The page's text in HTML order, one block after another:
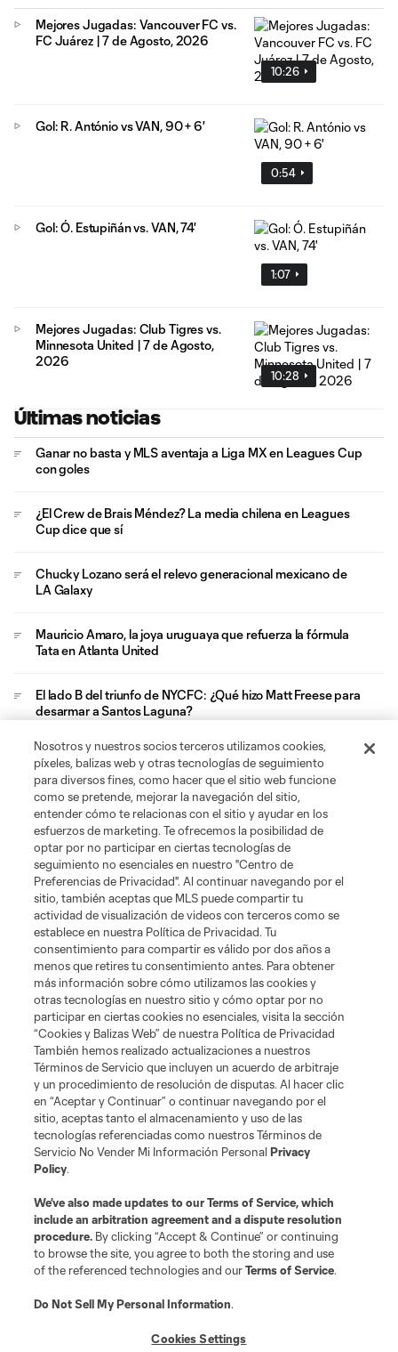
10:26
Mejores Jugadas: Vancouver FC vs.
FC Juárez | 7 de Agosto, 2026
0:54
Gol: R. António vs VAN, 90 + 6'
1:07
Gol: Ó. Estupiñán vs. VAN, 74'
10:28
Mejores Jugadas: Club Tigres vs.
Minnesota United | 7 de Agosto,
2026
Últimas noticias
Ganar no basta y MLS aventaja a Liga MX en Leagues Cup
con goles
¿El Crew de Brais Méndez? La media chilena en Leagues
Cup dice que sí
Chucky Lozano será el relevo generacional mexicano de
LA Galaxy
Mauricio Amaro, la joya uruguaya que refuerza la fórmula
Tata en Atlanta United
El lado B del triunfo de NYCFC: ¿Qué hizo Matt Freese para
desarmar a Santos Laguna?
San Diego FC y sus aficionados viven su viaje de
graduación en el Azteca
Acerca de MLS
Social
Tienda
Club Sites
Términos de servicio Política de privacidad
No vender mi información
Cookies Settings
©2026 MLS. El nombre y escudo de la Major League Soccer y MLS son
marcas registradas de League Soccer, L.L.C. (“MLS”). Los nombres y logos
de los equipos de la MLS están registrados y son marcas bajo ley común
desautorizado está prohibido.
Nosotros y nuestros socios terceros utilizamos cookies,
píxeles, balizas web y otras tecnologías de seguimiento
para diversos fines, como hacer que el sitio web funcione
como se pretende, mejorar la navegación del sitio,
entender cómo te relacionas con el sitio y ayudar en los
esfuerzos de marketing. Te ofrecemos la posibilidad de
optar por no participar en ciertas tecnologías de
seguimiento no esenciales en nuestro "Centro de
Preferencias de Privacidad". Al continuar navegando por el
sitio, también aceptas que MLS puede compartir tu
actividad de visualización de videos con terceros como se
establece en nuestra Política de Privacidad. Tu
consentimiento para compartir es válido por dos años a
menos que retires tu consentimiento antes. Para obtener
más información sobre cómo utilizamos las cookies y
otras tecnologías en nuestro sitio y cómo optar por no
participar en ciertas cookies no esenciales, visita la sección
“Cookies y Balizas Web” de nuestra Política de Privacidad
También hemos realizado actualizaciones a nuestros
Términos de Servicio que incluyen un acuerdo de arbitraje
y un procedimiento de resolución de disputas. Al hacer clic
en “Aceptar y Continuar” o continuar navegando por el
sitio, aceptas tanto el almacenamiento y uso de las
tecnologías referenciadas como nuestros Términos de
Servicio No Vender Mi Información PersonalPrivacy
Policy.
We’ve also made updates to ourTerms of Service, which
include an arbitration agreement and a dispute resolution
procedure. By clicking “Accept & Continue” or continuing
to browse the site, you agree to both the storing and use
of the referenced technologies and ourTerms of Service.
Do Not Sell My Personal Information.
Cookies Settings